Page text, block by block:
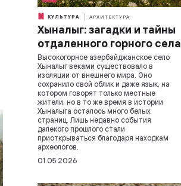
КУЛЬТУРА АРХИТЕКТУРА
Хыналыг: загадки и тайны
отдаленного горного села
Высокогорное азербайджанское село
Хыналыг веками существовало в
изоляции от внешнего мира. Оно
сохранило свой облик и даже язык, на
котором говорят только местные
жители, но в то же время в истории
Хыналыга осталось много белых
страниц. Лишь недавно события
далекого прошлого стали
приоткрываться благодаря находкам
археологов.
01.05.2026